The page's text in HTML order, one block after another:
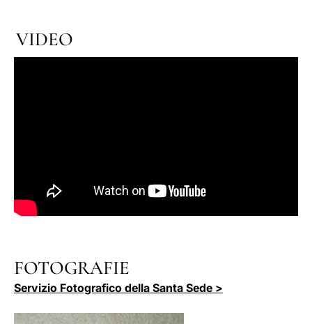
VIDEO
FOTOGRAFIE
Servizio Fotografico della Santa Sede >